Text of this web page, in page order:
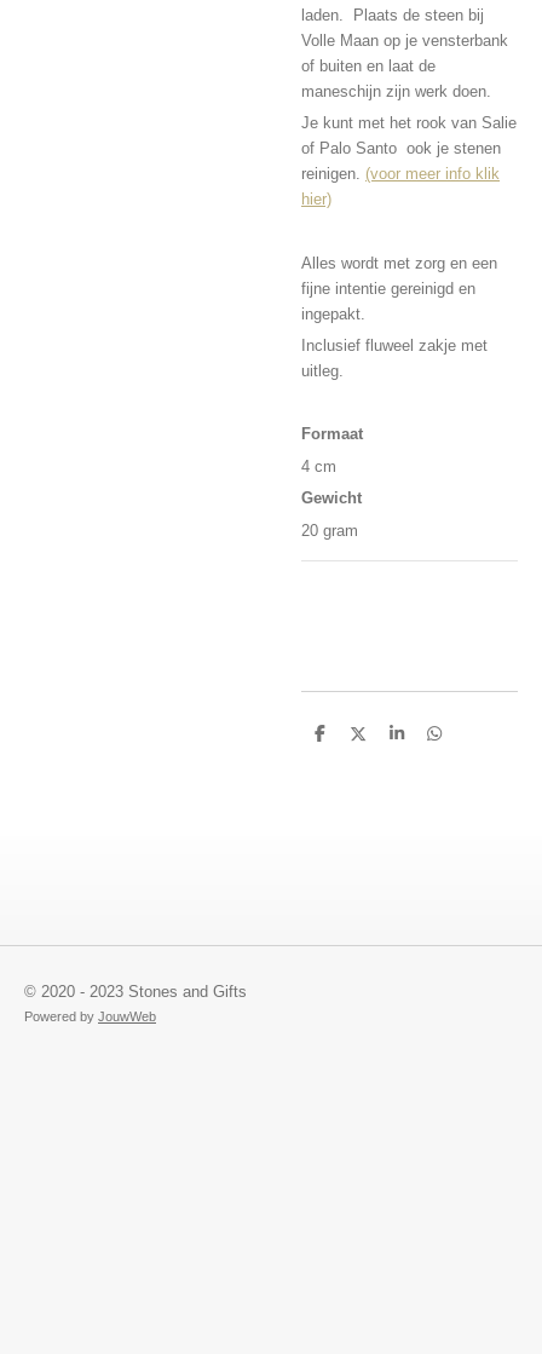
laden. Plaats de steen bij
Volle Maan op je vensterbank
of buiten en laat de
maneschijn zijn werk doen.
Je kunt met het rook van Salie
of Palo Santo ook je stenen
reinigen. (voor meer info klik
hier)
Alles wordt met zorg en een
fijne intentie gereinigd en
ingepakt.
Inclusief fluweel zakje met
uitleg.
Formaat
4 cm
Gewicht
20 gram
D
D
S
D
© 2020 - 2023 Stones and Gifts
Powered by JouwWeb